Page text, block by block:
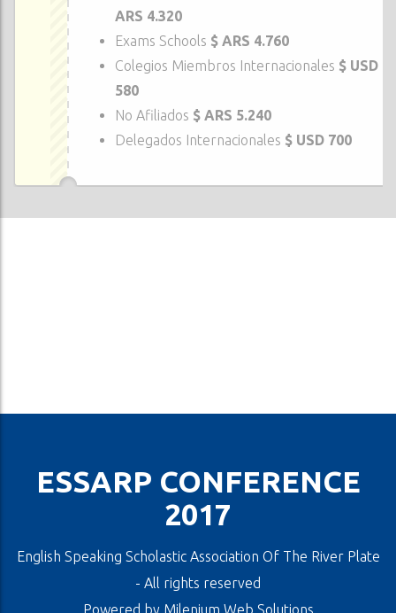
ARS 4.320
Exams Schools $ ARS 4.760
Colegios Miembros Internacionales $ USD
580
No Afiliados $ ARS 5.240
Delegados Internacionales $ USD 700
ESSARP CONFERENCE
2017
English Speaking Scholastic Association Of The River Plate
- All rights reserved
Powered by Milenium Web Solutions